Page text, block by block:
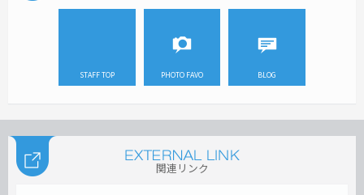
STAFF TOP PHOTO FAVO BLOG
関連リンク